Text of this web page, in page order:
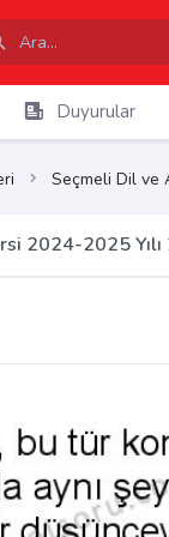
Duyurular
Seçmeli Dil ve
2024-2025 Yılı